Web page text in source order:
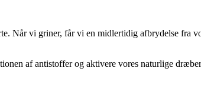
Når vi griner, får vi en midlertidig afbrydelse fra
af antistoffer og aktivere vores naturlige